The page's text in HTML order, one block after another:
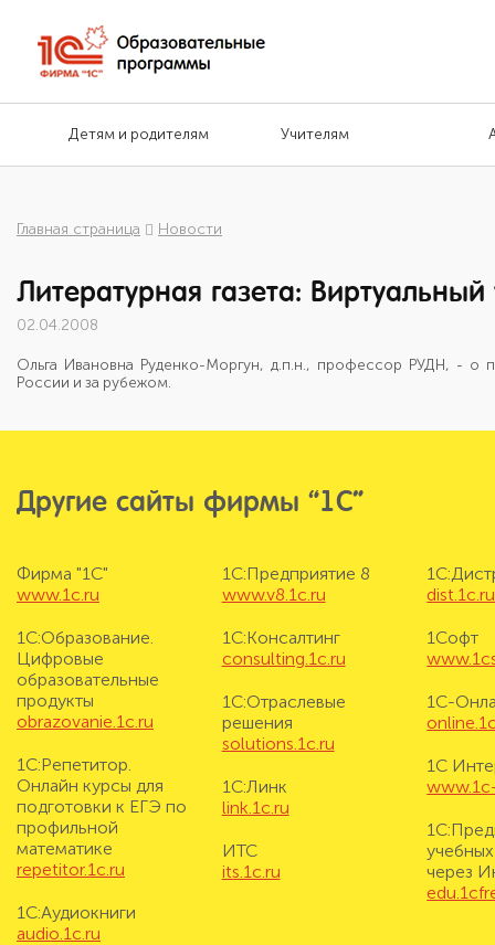
Детям и родителям Учителям
Главная страница Новости
Литературная газета: Виртуальный
02.04.2008
Ольга Ивановна Руденко-Моргун, д.п.н., профессор РУДН, - о
России и за рубежом.
Другие сайты фирмы “1С”
Фирма "1С"
www.1c.ru
1С:Образование.
Цифровые
образовательные
продукты
obrazovanie.1c.ru
1С:Репетитор.
Онлайн курсы для
подготовки к ЕГЭ по
профильной
математике
repetitor.1c.ru
1С:Аудиокниги
audio.1c.ru
1С:Предприятие 8
www.v8.1c.ru
1С:Консалтинг
consulting.1c.ru
1С:Отраслевые
решения
solutions.1c.ru
1С:Линк
link.1c.ru
ИТС
its.1c.ru
dist.1c.ru
1Софт
1С-
1С
через